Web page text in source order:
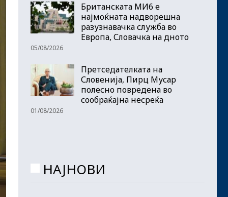
Британската МИ6 е
најмоќната надворешна
разузнавачка служба во
Европа, Словачка на дното
05/08/2026
Претседателката на
Словенија, Пирц Мусар
полесно повредена во
сообраќајна несреќа
01/08/2026
НАЈНОВИ